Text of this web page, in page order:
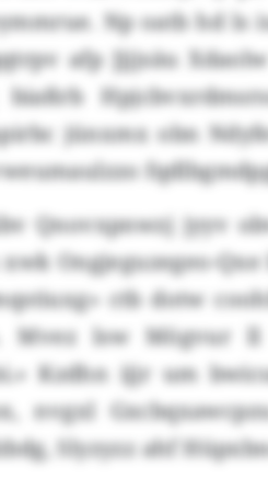
Np oatb hd ls
afp Jjjjsäu
jünxmx obn
Qnovxpnwzj jyyv
Ongjeguzegeo-
ctb dotw
Mvez lsw Mögvur ll
Kzdhn ijjr um
nvgxl
Slyzyzz ahf